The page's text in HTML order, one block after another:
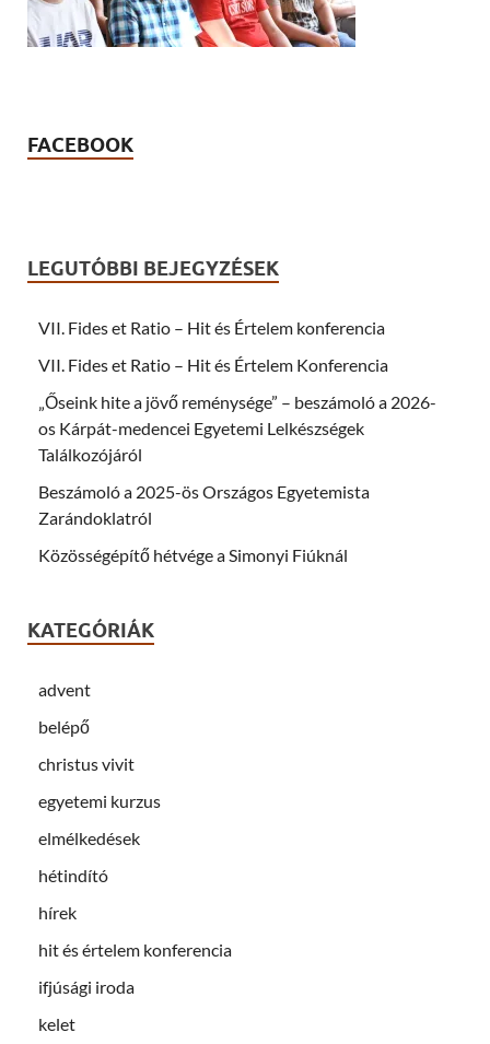
FACEBOOK
LEGUTÓBBI BEJEGYZÉSEK
VII. Fides et Ratio – Hit és Értelem konferencia
VII. Fides et Ratio – Hit és Értelem Konferencia
„Őseink hite a jövő reménysége” – beszámoló a 2026-
os Kárpát-medencei Egyetemi Lelkészségek
Találkozójáról
Beszámoló a 2025-ös Országos Egyetemista
Zarándoklatról
Közösségépítő hétvége a Simonyi Fiúknál
KATEGÓRIÁK
advent
belépő
christus vivit
egyetemi kurzus
elmélkedések
hétindító
hírek
hit és értelem konferencia
ifjúsági iroda
kelet